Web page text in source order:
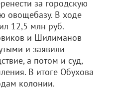
за городскую
овощебазу. В ходе
12,5 млн руб.
и Шилиманов
и заявили
а потом и суд,
В итоге Обухова
колонии.